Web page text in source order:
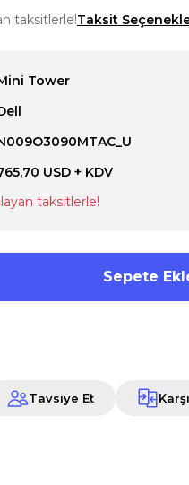
taksitlerle!Taksit
Tower
USD + KDV
taksitlerle!
Sepete
Tavsiye Et